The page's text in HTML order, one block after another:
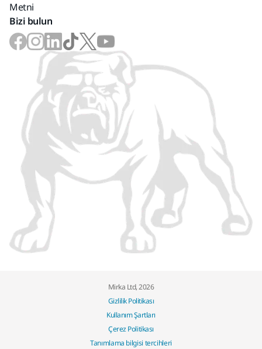
Metni
Bizi bulun
Mirka Ltd, 2026
Gizlilik Politikası
Kullanım Şartları
Çerez Politikası
Tanımlama bilgisi tercihleri